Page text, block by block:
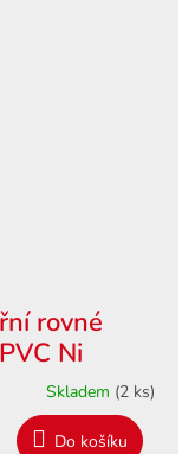
rovné
Ni
Skladem (2 ks)
Do košíku